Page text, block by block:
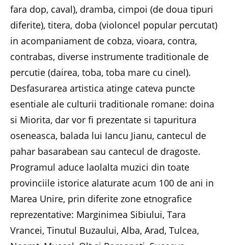
fara dop, caval), dramba, cimpoi (de doua tipuri
diferite), titera, doba (violoncel popular percutat)
in acompaniament de cobza, vioara, contra,
contrabas, diverse instrumente traditionale de
percutie (dairea, toba, toba mare cu cinel).
Desfasurarea artistica atinge cateva puncte
esentiale ale culturii traditionale romane: doina
si Miorita, dar vor fi prezentate si tapuritura
oseneasca, balada lui Iancu Jianu, cantecul de
pahar basarabean sau cantecul de dragoste.
Programul aduce laolalta muzici din toate
provinciile istorice alaturate acum 100 de ani in
Marea Unire, prin diferite zone etnografice
reprezentative: Marginimea Sibiului, Tara
Vrancei, Tinutul Buzaului, Alba, Arad, Tulcea,